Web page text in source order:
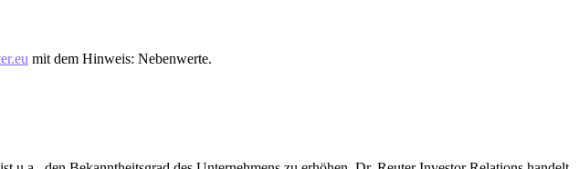
mit dem Hinweis: Nebenwerte.